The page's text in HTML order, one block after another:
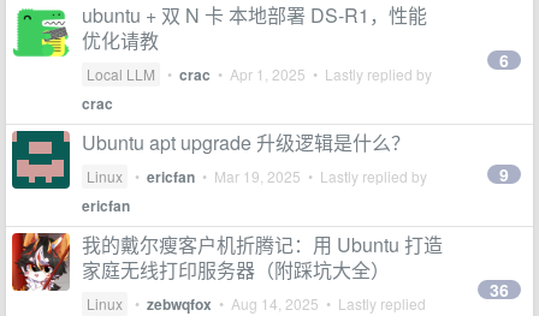
ubuntu + 双 N 卡 本地部署 DS-R1，性能
优化请教
Local LLM • crac • Apr 1, 2025 • Lastly replied by
crac
6
Ubuntu apt upgrade 升级逻辑是什么？
Linux • ericfan • Mar 19, 2025 • Lastly replied by
ericfan
9
我的戴尔瘦客户机折腾记：用 Ubuntu 打造
家庭无线打印服务器（附踩坑大全）
Linux • zebwqfox • Aug 14, 2025 • Lastly replied
36